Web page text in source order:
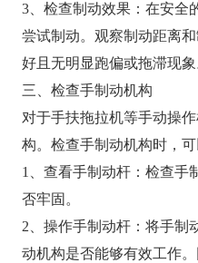
3、检查制动效果：在安全
尝试制动。观察制动距离
好且无明显跑偏或拖滞现象
三、检查手制动机构
对于手扶拖拉机等手动操
构。检查手制动机构时，
1、查看手制动杆：检查手
否牢固。
2、操作手制动杆：将手制
动机构是否能够有效工作